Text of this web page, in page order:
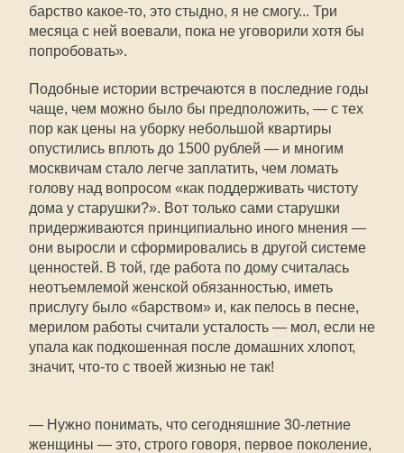
барство какое-то, это стыдно, я не смогу... Три
месяца с ней воевали, пока не уговорили хотя бы
попробовать».
Подобные истории встречаются в последние годы
чаще, чем можно было бы предположить, — с тех
пор как цены на уборку небольшой квартиры
опустились вплоть до 1500 рублей — и многим
москвичам стало легче заплатить, чем ломать
голову над вопросом «как поддерживать чистоту
дома у старушки?». Вот только сами старушки
придерживаются принципиально иного мнения —
они выросли и сформировались в другой системе
ценностей. В той, где работа по дому считалась
неотъемлемой женской обязанностью, иметь
прислугу было «барством» и, как пелось в песне,
мерилом работы считали усталость — мол, если не
упала как подкошенная после домашних хлопот,
значит, что-то с твоей жизнью не так!
— Нужно понимать, что сегодняшние 30‑летние
женщины — это, строго говоря, первое поколение,